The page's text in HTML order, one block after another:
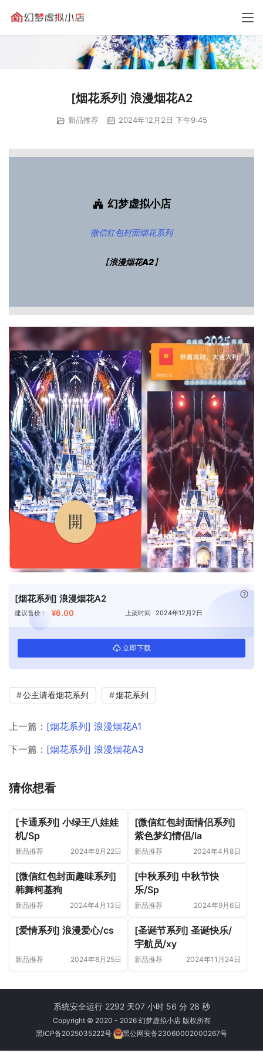
[烟花系列] 浪漫烟花A2
新品推荐 2024年12月2日 下午9:45
幻梦虚拟小店
微信红包封面烟花系列
【浪漫烟花A2】
[烟花系列] 浪漫烟花A2
建议售价： ¥6.00 上架时间 2024年12月2日
立即下载
已
公主请看烟花系列 烟花系列
上一篇： [烟花系列] 浪漫烟花A1
下一篇： [烟花系列] 浪漫烟花A3
猜你想看
[卡通系列] 小绿王八娃娃
机/Sp
新品推荐 2024年8月22日
[微信红包封面情侣系列]
紫色梦幻情侣/la
新品推荐 2024年4月8日
[微信红包封面趣味系列]
韩舞柯基狗
新品推荐 2024年4月13日
[中秋系列] 中秋节快
乐/Sp
新品推荐 2024年9月6日
[爱情系列] 浪漫爱心/cs
新品推荐 2024年8月25日
[圣诞节系列] 圣诞快乐/
宇航员/xy
新品推荐 2024年11月24日
系统安全运行 2292 天07 小时 56 分 28 秒
Copyright © 2020 - 2026 幻梦虚拟小店 版权所有
黑ICP备2025035222号
黑公网安备23060002000267号